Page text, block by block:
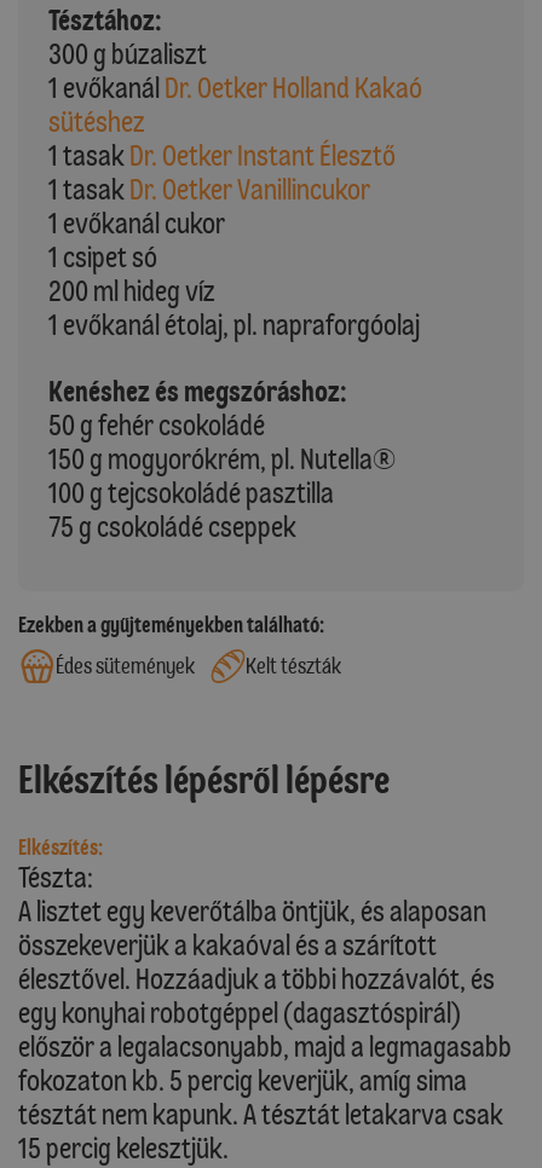
Tésztához:
300 g búzaliszt
1 evőkanálDr. Oetker Holland Kakaó
sütéshez
1 tasak Dr. Oetker Instant Élesztő
1 tasak Dr. Oetker Vanillincukor
1 evőkanál cukor
1 csipet só
200 ml hideg víz
1 evőkanál étolaj, pl. napraforgóolaj
Kenéshez és megszóráshoz:
50 g fehér csokoládé
150 g mogyorókrém, pl. Nutella®
100 g tejcsokoládé pasztilla
75 g csokoládé cseppek
Ezekben a gyűjteményekben található:
Édes sütemények
Kelt tészták
Elkészítés lépésről lépésre
Elkészítés:
Tészta:
A lisztet egy keverőtálba öntjük, és alaposan
összekeverjük a kakaóval és a szárított
élesztővel. Hozzáadjuk a többi hozzávalót, és
egy konyhai robotgéppel (dagasztóspirál)
először a legalacsonyabb, majd a legmagasabb
fokozaton kb. 5 percig keverjük, amíg sima
tésztát nem kapunk. A tésztát letakarva csak
15 percig kelesztjük.